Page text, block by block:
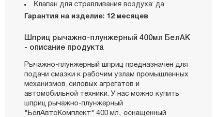
Клапан для стравливания воздуха: да.
Гарантия на изделие: 12 месяцев
Шприц рычажно-плунжерный 400мл БелАК
- описание продукта
Рычажно-плунжерный шприц предназначен для
подачи смазки к рабочим узлам промышленных
механизмов, силовых агрегатов и
автомобильной техники. У нас можно купить
шприц рычажно-плунжерный
"БелАвтоКомплект" 400 мл., оснащенный